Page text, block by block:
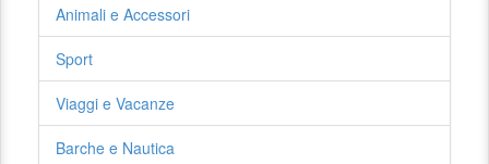
Animali e Accessori
Sport
Viaggi e Vacanze
Barche e Nautica